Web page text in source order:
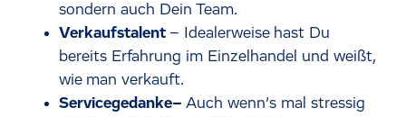
sondern auch Dein Team.
Verkaufstalent – Idealerweise hast Du
bereits Erfahrung im Einzelhandel und weißt,
wie man verkauft.
Servicegedanke–Auch wenn’s mal stressig